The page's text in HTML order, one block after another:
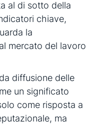
al di sotto della
chiave,
la
mercato del lavoro
diffusione delle
un significato
come risposta a
ma